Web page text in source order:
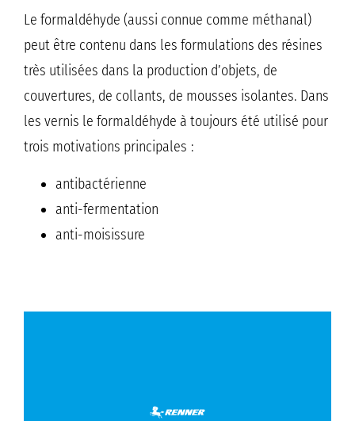
Le formaldéhyde (aussi connue comme méthanal)
peut être contenu dans les formulations des résines
très utilisées dans la production d’objets, de
couvertures, de collants, de mousses isolantes. Dans
les vernis le formaldéhyde à toujours été utilisé pour
trois motivations principales :
antibactérienne
anti-fermentation
anti-moisissure